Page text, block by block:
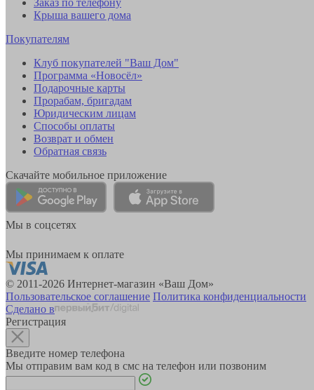
Крыша вашего дома
Покупателям
Клуб покупателей "Ваш Дом"
Программа «Новосёл»
Подарочные карты
Прорабам, бригадам
Юридическим лицам
Способы оплаты
Возврат и обмен
Обратная связь
Скачайте мобильное приложение
Мы в соцсетях
Мы принимаем к оплате
© 2011-2026 Интернет-магазин «Ваш Дом»
Пользовательское соглашение Политика конфиденциальности
Сделано в
Регистрация
Введите номер телефона
Мы отправим вам код в смс на телефон или позвоним